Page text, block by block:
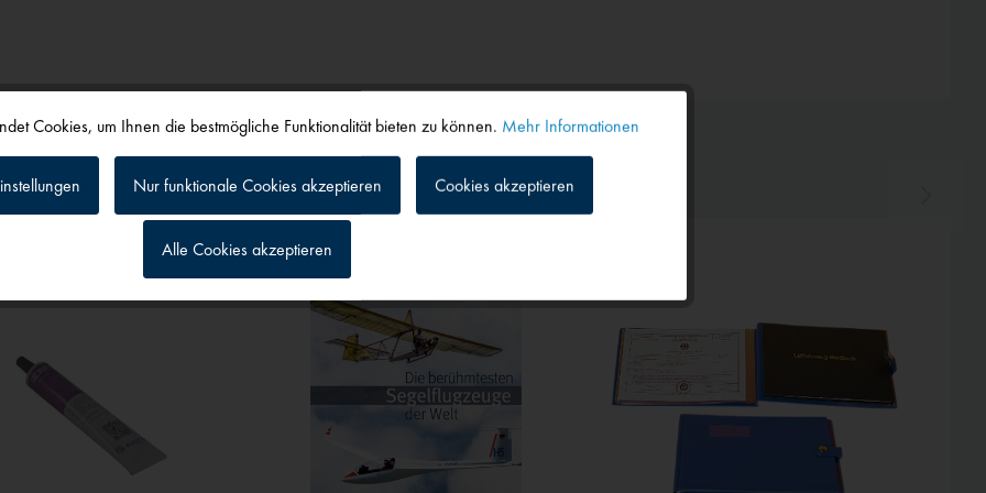
angesehen
Inaktiv
Inaktiv
Cookies, um Ihnen die bestmögliche Funktionalität bieten zu können. Mehr Informationen
Nur funktionale Cookies akzeptieren Cookies akzeptieren
Alle Cookies akzeptieren